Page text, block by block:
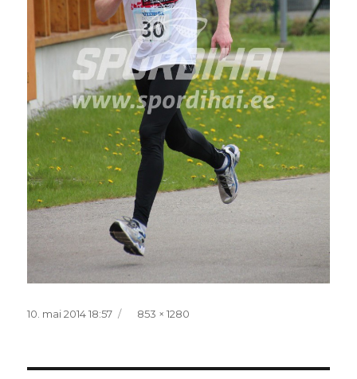
Postitatud
10. mai 2014 18:57 Täissuurus
853 × 1280